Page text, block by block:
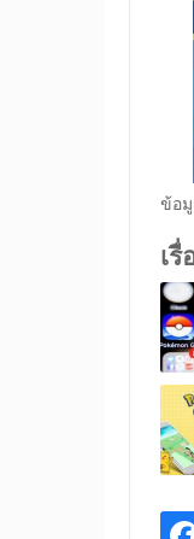
ข้อมู
เรื่